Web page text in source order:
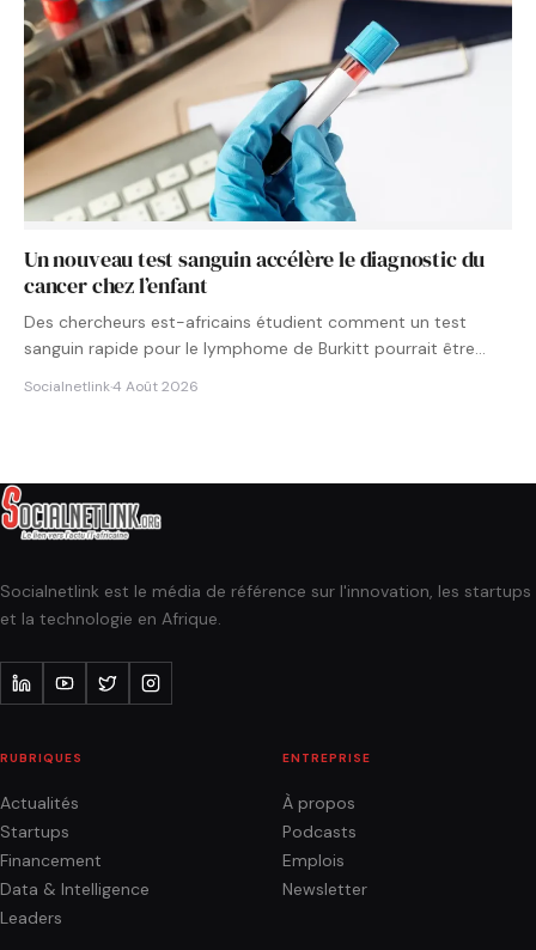
Un nouveau test sanguin accélère le diagnostic du
cancer chez l’enfant
Des chercheurs est-africains étudient comment un test
sanguin rapide pour le lymphome de Burkitt pourrait être
Socialnetlink·4 Août 2026
Socialnetlink est le média de référence sur l'innovation, les startups
et la technologie en Afrique.
RUBRIQUES
Actualités
Startups
Financement
Data & Intelligence
Leaders
ENTREPRISE
À propos
Podcasts
Emplois
Newsletter